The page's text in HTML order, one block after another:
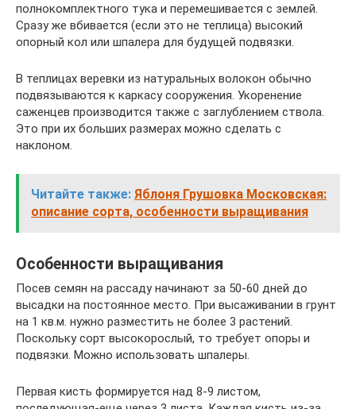
полнокомплектного тука и перемешивается с землей.
Сразу же вбивается (если это не теплица) высокий
опорный кол или шпалера для будущей подвязки.
В теплицах веревки из натуральных волокон обычно
подвязываются к каркасу сооружения. Укоренение
саженцев производится также с заглублением ствола.
Это при их больших размерах можно сделать с
наклоном.
Читайте также: Яблоня Грушовка Московская:
описание сорта, особенности выращивания
Особенности выращивания
Посев семян на рассаду начинают за 50-60 дней до
высадки на постоянное место. При высаживании в грунт
на 1 кв.м. нужно разместить не более 3 растений.
Поскольку сорт высокорослый, то требует опоры и
подвязки. Можно использовать шпалеры.
Первая кисть формируется над 8-9 листом,